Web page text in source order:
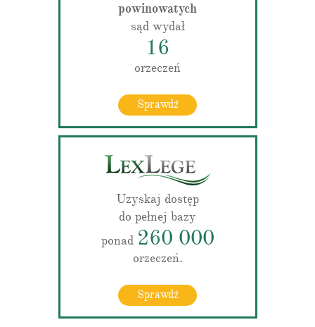
powinowatych
sąd wydał
16
orzeczeń
Sprawdź
Uzyskaj dostęp
do pełnej bazy
ponad 260 000
orzeczeń.
Sprawdź